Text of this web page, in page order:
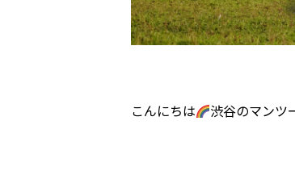
こんにちは 渋谷のマンツ